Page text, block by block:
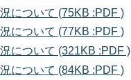
について (75KB :PDF )
について (77KB :PDF )
について (321KB :PDF )
について (84KB :PDF )